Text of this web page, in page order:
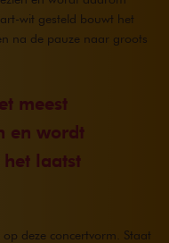
wit gesteld bouwt het
na de pauze naar groots
meest
en wordt
laatst
deze concertvorm. Staat